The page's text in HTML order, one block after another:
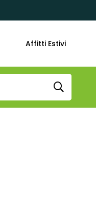
Affitti Estivi